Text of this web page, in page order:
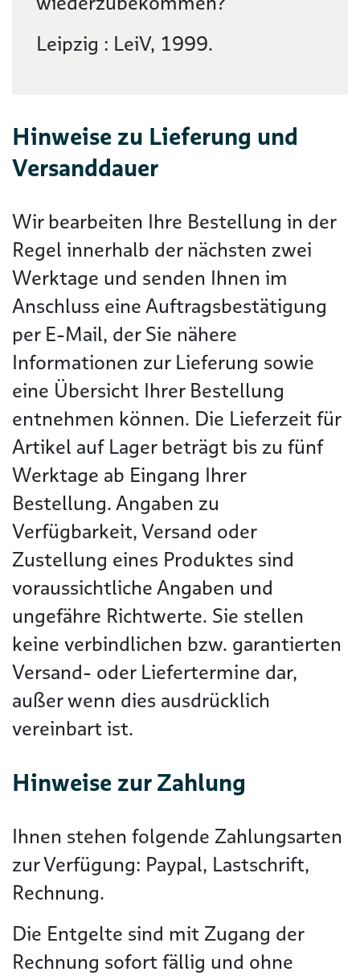
Leipzig : LeiV, 1999.
Hinweise zu Lieferung und
Versanddauer
Wir bearbeiten Ihre Bestellung in der
Regel innerhalb der nächsten zwei
Werktage und senden Ihnen im
Anschluss eine Auftragsbestätigung
per E-Mail, der Sie nähere
Informationen zur Lieferung sowie
eine Übersicht Ihrer Bestellung
entnehmen können. Die Lieferzeit für
Artikel auf Lager beträgt bis zu fünf
Werktage ab Eingang Ihrer
Bestellung. Angaben zu
Verfügbarkeit, Versand oder
Zustellung eines Produktes sind
voraussichtliche Angaben und
ungefähre Richtwerte. Sie stellen
keine verbindlichen bzw. garantierten
Versand- oder Liefertermine dar,
außer wenn dies ausdrücklich
vereinbart ist.
Hinweise zur Zahlung
Ihnen stehen folgende Zahlungsarten
zur Verfügung: Paypal, Lastschrift,
Rechnung.
Die Entgelte sind mit Zugang der
Rechnung sofort fällig und ohne